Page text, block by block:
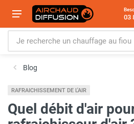
03
Blog
RAFRAICHISSEMENT DE L'AIR
Quel débit d'air